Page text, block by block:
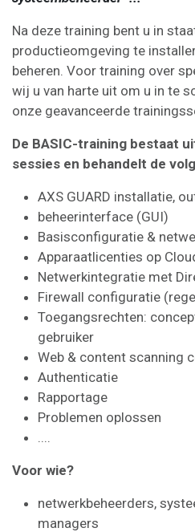
Na deze training bent u in
productieomgeving te
beheren. Voor training over
wij u van harte uit om u in te
onze geavanceerde
De BASIC-training bestaat
sessies en behandelt de
AXS GUARD installatie,
beheerinterface (GUI)
Basisconfiguratie &
Apparaatlicenties op
Netwerkintegratie met
Firewall configuratie
Toegangsrechten:
gebruiker
Web & content scanning
Authenticatie
Rapportage
Problemen oplossen
....
Voor wie?
netwerkbeheerders,
managers